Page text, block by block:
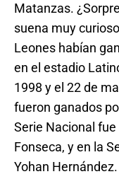
Matanzas.
suena muy
Leones habían
en el estadio
1998 y el 22 de
fueron ganados
Serie Nacional
Fonseca, y en la
Yohan Hernández.